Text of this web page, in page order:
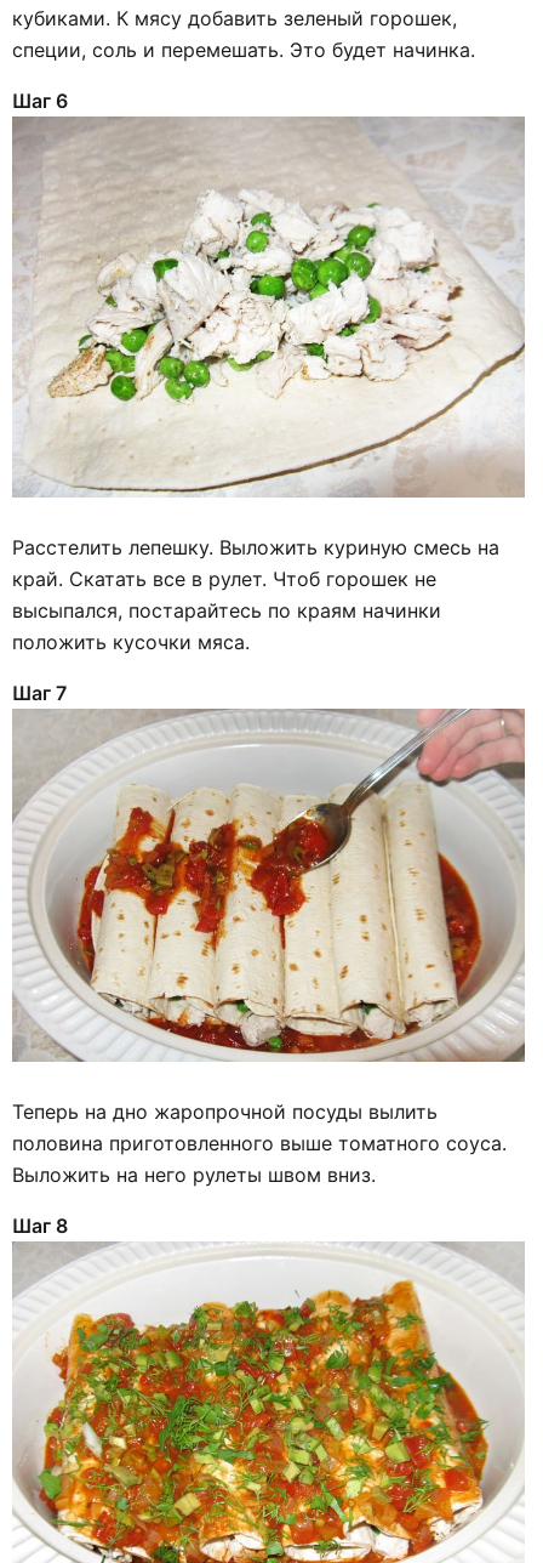
кубиками. К мясу добавить зеленый горошек,
специи, соль и перемешать. Это будет начинка.
Шаг 6
Расстелить лепешку. Выложить куриную смесь на
край. Скатать все в рулет. Чтоб горошек не
высыпался, постарайтесь по краям начинки
положить кусочки мяса.
Шаг 7
Теперь на дно жаропрочной посуды вылить
половина приготовленного выше томатного соуса.
Выложить на него рулеты швом вниз.
Шаг 8